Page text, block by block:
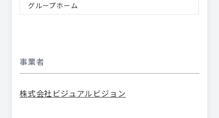
グループホーム
事業者
株式会社ビジュアルビジョン